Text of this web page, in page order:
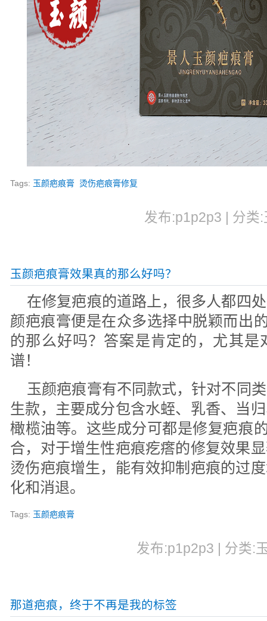
Tags: 玉颜疤痕膏 烫伤疤痕膏修复
发布:p1p2p3 | 分类
玉颜疤痕膏效果真的那么好吗？
在修复疤痕的道路上，很多人都四
颜疤痕膏便是在众多选择中脱颖而出
的那么好吗？答案是肯定的，尤其是
谱！
玉颜疤痕膏有不同款式，针对不同
生款，主要成分包含水蛭、乳香、当
橄榄油等。这些成分可都是修复疤痕
合，对于增生性疤痕疙瘩的修复效果
烫伤疤痕增生，能有效抑制疤痕的过
化和消退。
Tags: 玉颜疤痕膏
发布:p1p2p3 | 分类:
那道疤痕，终于不再是我的标签